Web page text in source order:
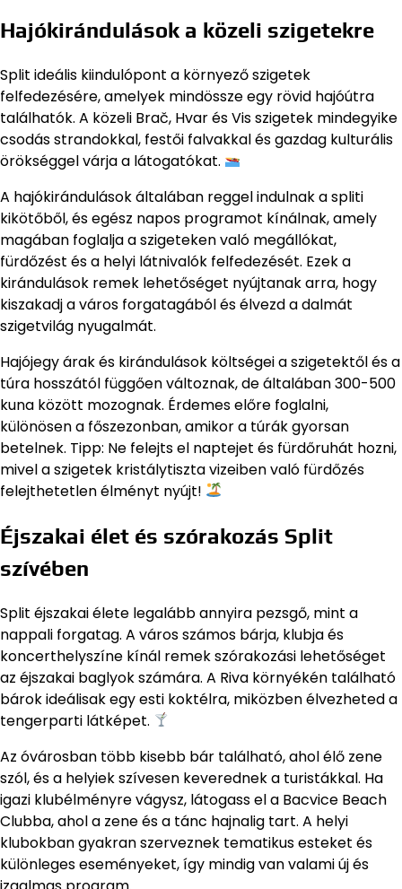
Hajókirándulások a közeli szigetekre
Split ideális kiindulópont a környező szigetek
felfedezésére, amelyek mindössze egy rövid hajóútra
találhatók. A közeli Brač, Hvar és Vis szigetek mindegyike
csodás strandokkal, festői falvakkal és gazdag kulturális
örökséggel várja a látogatókat.
A hajókirándulások általában reggel indulnak a spliti
kikötőből, és egész napos programot kínálnak, amely
magában foglalja a szigeteken való megállókat,
fürdőzést és a helyi látnivalók felfedezését. Ezek a
kirándulások remek lehetőséget nyújtanak arra, hogy
kiszakadj a város forgatagából és élvezd a dalmát
szigetvilág nyugalmát.
Hajójegy árak és kirándulások költségei a szigetektől és a
túra hosszától függően változnak, de általában 300-500
kuna között mozognak. Érdemes előre foglalni,
különösen a főszezonban, amikor a túrák gyorsan
betelnek. Tipp: Ne felejts el naptejet és fürdőruhát hozni,
mivel a szigetek kristálytiszta vizeiben való fürdőzés
felejthetetlen élményt nyújt!
Éjszakai élet és szórakozás Split
szívében
Split éjszakai élete legalább annyira pezsgő, mint a
nappali forgatag. A város számos bárja, klubja és
koncerthelyszíne kínál remek szórakozási lehetőséget
az éjszakai baglyok számára. A Riva környékén található
bárok ideálisak egy esti koktélra, miközben élvezheted a
tengerparti látképet.
Az óvárosban több kisebb bár található, ahol élő zene
szól, és a helyiek szívesen keverednek a turistákkal. Ha
igazi klubélményre vágysz, látogass el a Bacvice Beach
Clubba, ahol a zene és a tánc hajnalig tart. A helyi
klubokban gyakran szerveznek tematikus esteket és
különleges eseményeket, így mindig van valami új és